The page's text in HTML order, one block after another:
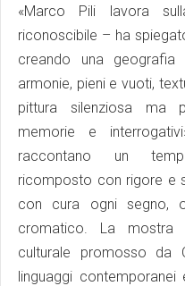
«Marco Pili lavora
riconoscibile – ha
creando una
armonie, pieni e vuoti,
pittura silenziosa ma
memorie e
raccontano un
ricomposto con rigore e
con cura ogni segno,
cromatico. La mostra
culturale promosso da
linguaggi